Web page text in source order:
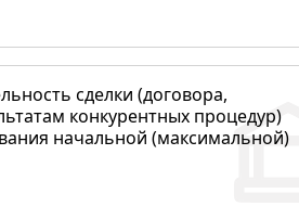
сделки (договора,
конкурентных процедур)
начальной (максимальной)